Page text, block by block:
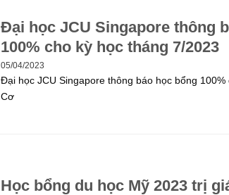
Đại học JCU Singapore thông
100% cho kỳ học tháng 7/2023
05/04/2023
Đại học JCU Singapore thông báo học bổng 100%
Cơ
Học bổng du học Mỹ 2023 trị